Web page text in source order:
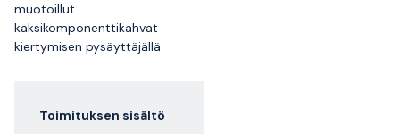
muotoillut
kaksikomponenttikahvat
kiertymisen pysäyttäjällä.
Toimituksen sisältö